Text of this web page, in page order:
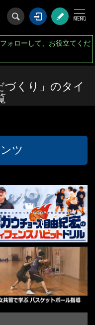
ログイン会
ォローして、お役立てくだ
づくり」のタイ
ツ